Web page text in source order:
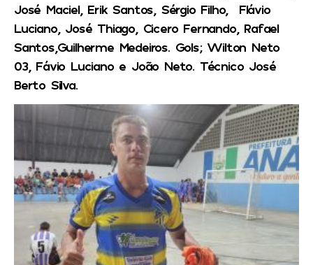
José Maciel, Erik Santos, Sérgio Filho, Flávio
Luciano, José Thiago, Cicero Fernando, Rafael
Santos,Guilherme Medeiros. Gols; Wilton Neto
03, Fávio Luciano e João Neto. Técnico José
Berto Silva.